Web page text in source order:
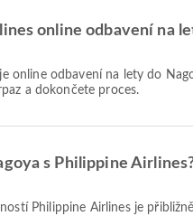
online odbavení na
a dokončete proces.
s Philippine
Philippine Airlines je